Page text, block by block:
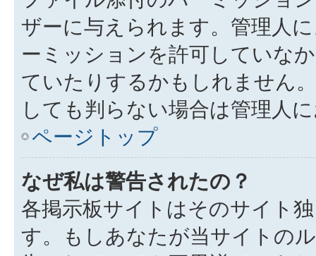
ザーに与えられます。管理人
ーミッションを許可していな
ていたりするかもしれません
しても判らない場合は管理人
ページトップ
なぜ私は警告されたの？
各掲示板サイトはそのサイト
す。もしあなたが当サイトの